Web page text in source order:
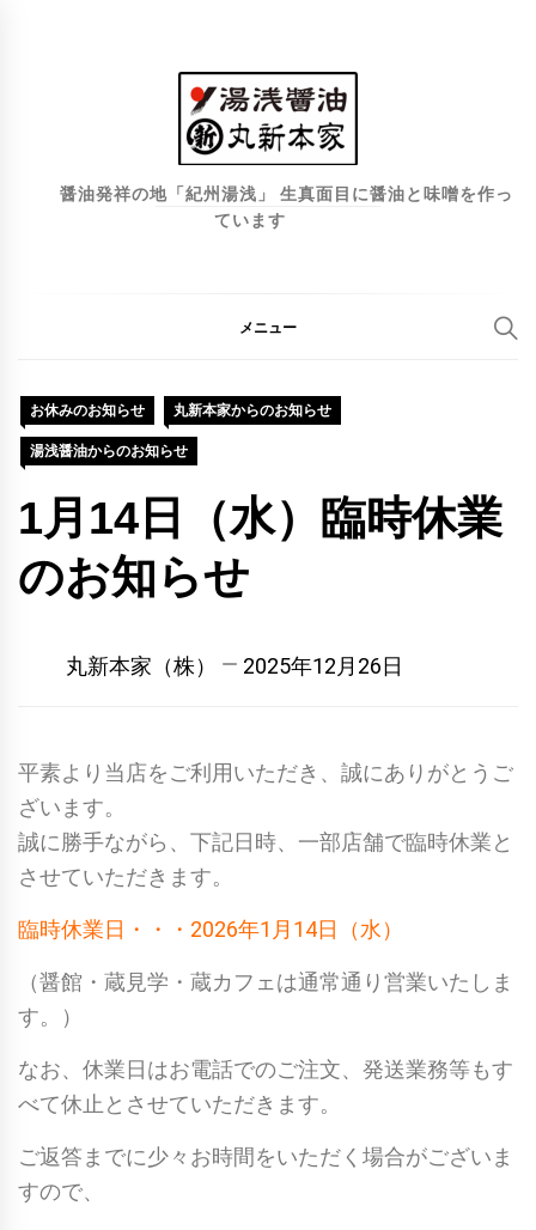
醤油発祥の地「紀州湯浅」 生真面目に醤油と味噌を作っ
ています
メニュー
お休みのお知らせ 丸新本家からのお知らせ
湯浅醤油からのお知らせ
1月14日（水）臨時休業
のお知らせ
丸新本家（株） 2025年12月26日
平素より当店をご利用いただき、誠にありがとうご
ざいます。
誠に勝手ながら、下記日時、一部店舗で臨時休業と
させていただきます。
臨時休業日・・・2026年1月14日（水）
（醤館・蔵見学・蔵カフェは通常通り営業いたしま
す。）
なお、休業日はお電話でのご注文、発送業務等もす
べて休止とさせていただきます。
ご返答までに少々お時間をいただく場合がございま
すので、